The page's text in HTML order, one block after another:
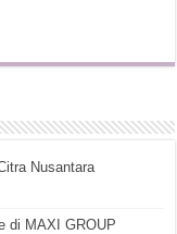
Nusantara
di MAXI GROUP